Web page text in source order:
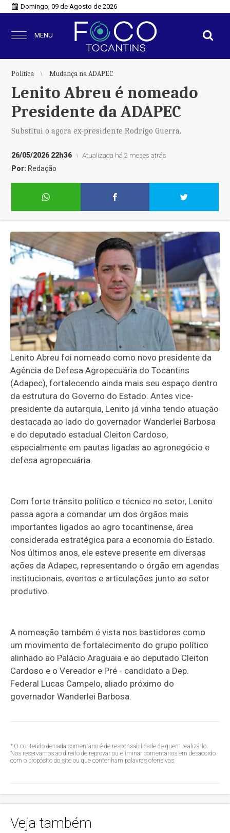
Domingo, 09 de Agosto de 2026
MENU
Política Mudança na ADAPEC
Lenito Abreu é nomeado
Presidente da ADAPEC
Substitui o agora ex-presidente Rodrigo Guerra.
26/05/2026 22h36 Atualizada há 2 meses atrás
Por: Redação
Lenito Abreu foi nomeado como novo presidente da
Agência de Defesa Agropecuária do Tocantins
(Adapec), fortalecendo ainda mais seu espaço dentro
da estrutura do Governo do Estado. Antes vice-
presidente da autarquia, Lenito já vinha tendo atuação
destacada ao lado do governador Wanderlei Barbosa
e do deputado estadual Cleiton Cardoso,
especialmente em pautas ligadas ao agronegócio e
defesa agropecuária.
Com forte trânsito político e técnico no setor, Lenito
passa agora a comandar um dos órgãos mais
importantes ligados ao agro tocantinense, área
considerada estratégica para a economia do Estado.
Nos últimos anos, ele esteve presente em diversas
ações da Adapec, representando o órgão em agendas
institucionais, eventos e articulações junto ao setor
produtivo.
A nomeação também é vista nos bastidores como
um movimento de fortalecimento do grupo político
alinhado ao Palácio Araguaia e ao deputado Cleiton
Cardoso e o Vereador e Pré - candidato a Dep.
Federal Lucas Campelo, aliado próximo do
governador Wanderlei Barbosa.
* O conteúdo de cada comentário é de responsabilidade de quem realizá-lo.
Nos reservamos ao direito de reprovar ou eliminar comentários em desacordo
com o propósito do site ou que contenham palavras ofensivas.
Veja também